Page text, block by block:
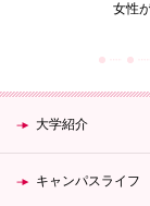
女性
大学紹介
キャンパスライフ